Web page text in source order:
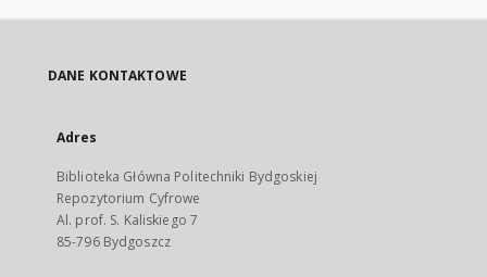
DANE KONTAKTOWE
Adres
Biblioteka Główna Politechniki Bydgoskiej
Repozytorium Cyfrowe
Al. prof. S. Kaliskiego 7
85-796 Bydgoszcz